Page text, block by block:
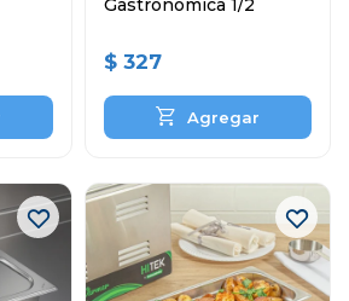
Gastronómica 1/2
$ 327